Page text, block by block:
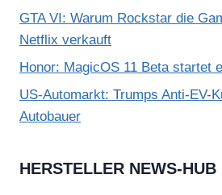
GTA VI: Warum Rockstar die
Netflix verkauft
Honor: MagicOS 11 Beta startet
US-Automarkt: Trumps Anti-EV-
Autobauer
HERSTELLER NEWS-HUB